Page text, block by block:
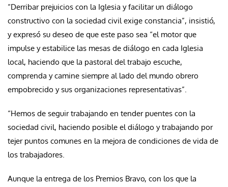
“Derribar prejuicios con la Iglesia y facilitar un diálogo
constructivo con la sociedad civil exige constancia”, insistió,
y expresó su deseo de que este paso sea “el motor que
impulse y estabilice las mesas de diálogo en cada Iglesia
local, haciendo que la pastoral del trabajo escuche,
comprenda y camine siempre al lado del mundo obrero
empobrecido y sus organizaciones representativas”.
“Hemos de seguir trabajando en tender puentes con la
sociedad civil, haciendo posible el diálogo y trabajando por
tejer puntos comunes en la mejora de condiciones de vida de
los trabajadores.
Aunque la entrega de los Premios Bravo, con los que la